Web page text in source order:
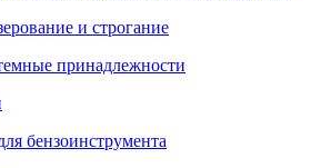
и строгание
принадлежности
бензоинструмента